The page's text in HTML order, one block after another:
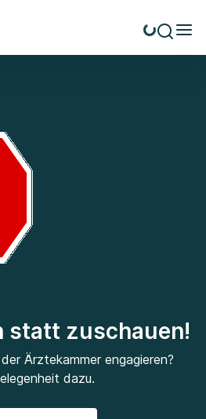
statt zuschauen!
Ärztekammer engagieren?
dazu.